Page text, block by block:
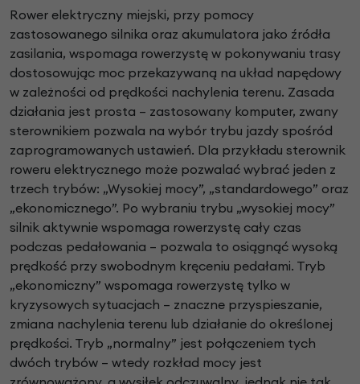
Rower elektryczny miejski, przy pomocy
zastosowanego silnika oraz akumulatora jako źródła
zasilania, wspomaga rowerzystę w pokonywaniu trasy
dostosowując moc przekazywaną na układ napędowy
w zależności od prędkości nachylenia terenu. Zasada
działania jest prosta – zastosowany komputer, zwany
sterownikiem pozwala na wybór trybu jazdy spośród
zaprogramowanych ustawień. Dla przykładu sterownik
roweru elektrycznego może pozwalać wybrać jeden z
trzech trybów: „Wysokiej mocy”, „standardowego” oraz
„ekonomicznego”. Po wybraniu trybu „wysokiej mocy”
silnik aktywnie wspomaga rowerzystę cały czas
podczas pedałowania – pozwala to osiągnąć wysoką
prędkość przy swobodnym kręceniu pedałami. Tryb
„ekonomiczny” wspomaga rowerzystę tylko w
kryzysowych sytuacjach – znaczne przyspieszanie,
zmiana nachylenia terenu lub działanie do określonej
prędkości. Tryb „normalny” jest połączeniem tych
dwóch trybów – wtedy rozkład mocy jest